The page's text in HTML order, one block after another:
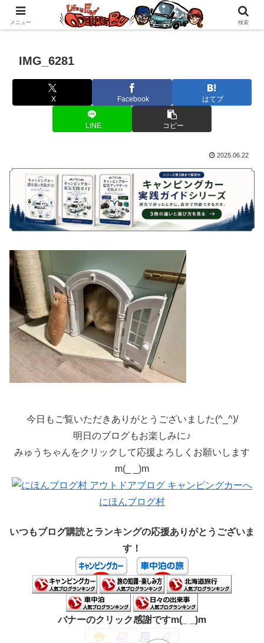
自作キャンピングカーで1年の3分の1を北海道でのんびりバンライフ♪
IMG_6281
X Facebook はてブ
LINE コピー
2025.06.22
今日もご覧いただきありがとうございました(^_^)/
明日のブログもお楽しみに♪
みゅうちゃんをクリックして応援よろしくお願いします
m(_ _)m
にほんブログ村
いつもブログ購読とランキングの応援ありがとうございま
す！
バナーのクリック感謝ですm(_ _)m
メニュー 検索